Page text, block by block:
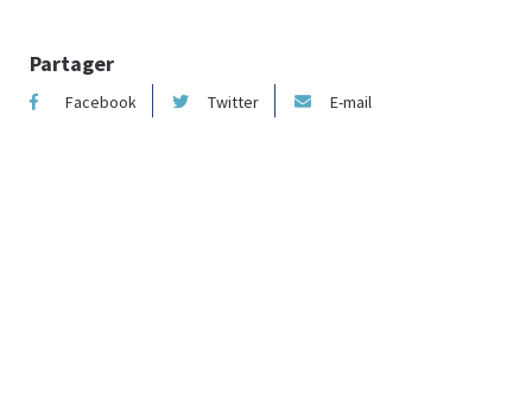
Partager
Facebook Twitter E-mail